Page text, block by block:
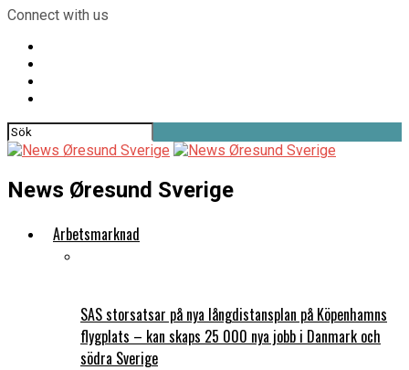
Connect with us
News Øresund Sverige
Arbetsmarknad
SAS storsatsar på nya långdistansplan på Köpenhamns
flygplats – kan skaps 25 000 nya jobb i Danmark och
södra Sverige